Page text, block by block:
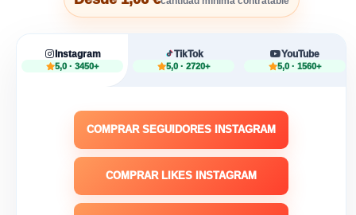
Instagram
5,0 · 3450+
TikTok
5,0 · 2720+
YouTube
5,0 · 1560+
COMPRAR SEGUIDORES INSTAGRAM
COMPRAR LIKES INSTAGRAM